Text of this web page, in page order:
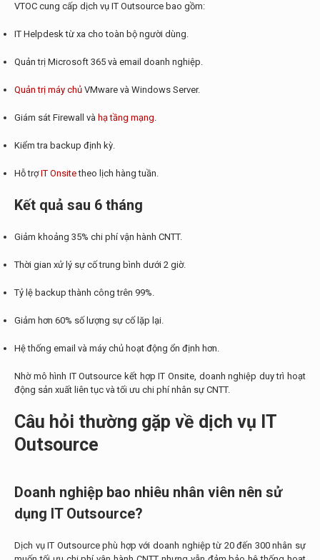
VTOC cung cấp dịch vụ IT Outsource bao gồm:
IT Helpdesk từ xa cho toàn bộ người dùng.
Quản trị Microsoft 365 và email doanh nghiệp.
Quản trị máy chủ VMware và Windows Server.
Giám sát Firewall và hạ tầng mạng.
Kiểm tra backup định kỳ.
Hỗ trợIT Onsitetheo lịch hàng tuần.
Kết quả sau 6 tháng
Giảm khoảng 35% chi phí vận hành CNTT.
Thời gian xử lý sự cố trung bình dưới 2 giờ.
Tỷ lệ backup thành công trên 99%.
Giảm hơn 60% số lượng sự cố lặp lại.
Hệ thống email và máy chủ hoạt động ổn định hơn.
Nhờ mô hình IT Outsource kết hợp IT Onsite, doanh nghiệp duy trì hoạt
động sản xuất liên tục và tối ưu chi phí nhân sự CNTT.
Câu hỏi thường gặp về dịch vụ IT
Outsource
Doanh nghiệp bao nhiêu nhân viên nên sử
dụng IT Outsource?
Dịch vụ IT Outsource phù hợp với doanh nghiệp từ 20 đến 300 nhân sự